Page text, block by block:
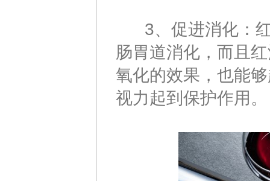
3、促进消化：红
肠胃道消化，而且
氧化的效果，也能
视力起到保护作用。